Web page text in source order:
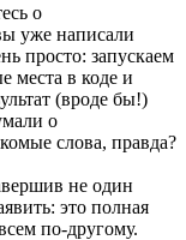
о
уже написали
просто: запускаем
места в коде и
(вроде бы!)
о
слова, правда?
не один
это полная
по-другому.